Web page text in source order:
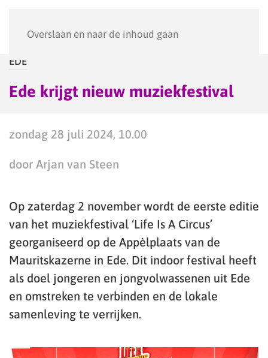
Overslaan en naar de inhoud gaan
EDE
Ede krijgt nieuw muziekfestival
zondag 28 juli 2024, 10.00
door Arjan van Steen
Op zaterdag 2 november wordt de eerste editie
van het muziekfestival ‘Life Is A Circus’
georganiseerd op de Appèlplaats van de
Mauritskazerne in Ede. Dit indoor festival heeft
als doel jongeren en jongvolwassenen uit Ede
en omstreken te verbinden en de lokale
samenleving te verrijken.